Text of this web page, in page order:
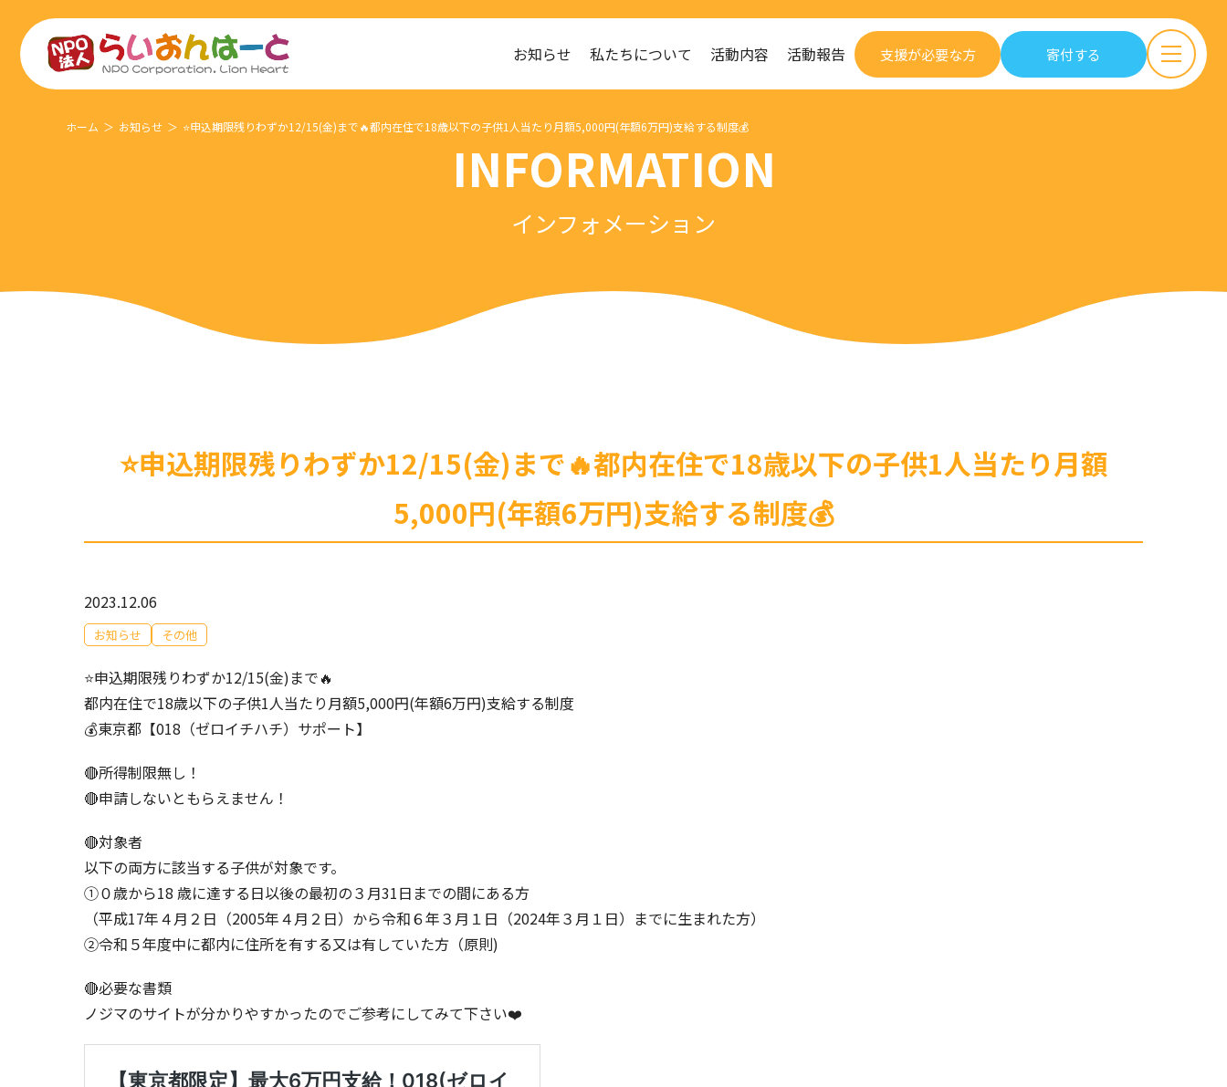
お知らせ 私たちについて 活動内容 活動報告 支援が必要な方 寄付する
ホーム お知らせ ⭐️申込期限残りわずか12/15(金)まで🔥都内在住で18歳以下の子供1人当たり月額5,000円(年額6万円)支給する制度💰
INFORMATION
インフォメーション
⭐️申込期限残りわずか12/15(金)まで🔥都内在住で18歳以下の子供1人当たり月額
5,000円(年額6万円)支給する制度💰
2023.12.06
お知らせ その他
⭐️申込期限残りわずか12/15(金)まで🔥
都内在住で18歳以下の子供1人当たり月額5,000円(年額6万円)支給する制度
💰東京都【018（ゼロイチハチ）サポート】
🔴所得制限無し！
🔴申請しないともらえません！
🔴対象者
以下の両方に該当する子供が対象です。
①０歳から18 歳に達する日以後の最初の３月31日までの間にある方
（平成17年４月２日（2005年４月２日）から令和６年３月１日（2024年３月１日）までに生まれた方）
②令和５年度中に都内に住所を有する又は有していた方（原則)
🔴必要な書類
ノジマのサイトが分かりやすかったのでご参考にしてみて下さい❤️